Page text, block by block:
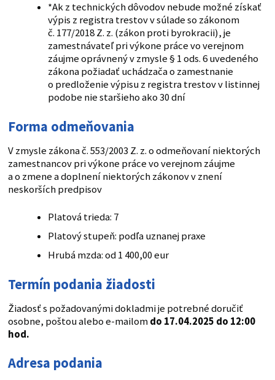
*Ak z technických dôvodov nebude možné získať
výpis z registra trestov v súlade so zákonom
č. 177/2018 Z. z. (zákon proti byrokracii), je
zamestnávateľ pri výkone práce vo verejnom
záujme oprávnený v zmysle § 1 ods. 6 uvedeného
zákona požiadať uchádzača o zamestnanie
o predloženie výpisu z registra trestov v listinnej
podobe nie staršieho ako 30 dní
Forma odmeňovania
V zmysle zákona č. 553/2003 Z. z. o odmeňovaní niektorých
zamestnancov pri výkone práce vo verejnom záujme
a o zmene a doplnení niektorých zákonov v znení
neskorších predpisov
Platová trieda: 7
Platový stupeň: podľa uznanej praxe
Hrubá mzda: od 1 400,00 eur
Termín podania žiadosti
Žiadosť s požadovanými dokladmi je potrebné doručiť
osobne, poštou alebo e-mailomdo 17.04.2025 do 12:00
hod.
Adresa podania